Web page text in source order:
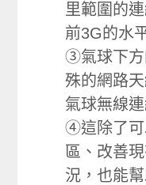
里範圍的
前3G的水
③氣球下方
殊的網路
氣球無線連
④這除了可
區、改善
況，也能